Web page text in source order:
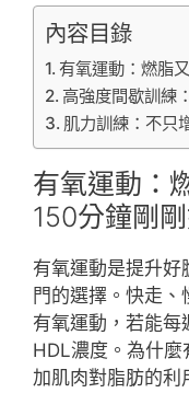
內容目錄
有氧運動：燃脂
高強度間歇訓練
肌力訓練：不只
有氧運動：
150分鐘剛
有氧運動是提升好
門的選擇。快走
有氧運動，若能
HDL濃度。為什
加肌肉對脂肪的